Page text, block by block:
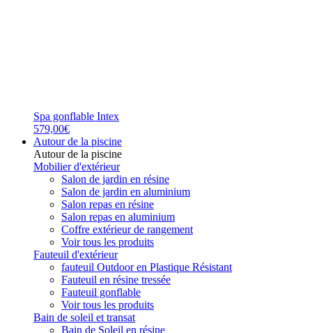
Spa gonflable Intex
579,00€
Autour de la piscine
Autour de la piscine
Mobilier d'extérieur
Salon de jardin en résine
Salon de jardin en aluminium
Salon repas en résine
Salon repas en aluminium
Coffre extérieur de rangement
Voir tous les produits
Fauteuil d'extérieur
fauteuil Outdoor en Plastique Résistant
Fauteuil en résine tressée
Fauteuil gonflable
Voir tous les produits
Bain de soleil et transat
Bain de Soleil en résine